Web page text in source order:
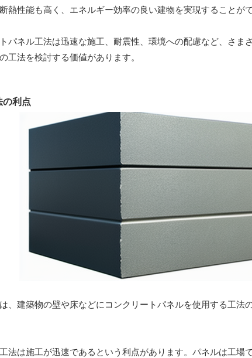
熱性能も高く、エネルギー効率の良い建物を実現することがで
パネル工法は迅速な施工、耐震性、環境への配慮など、さま
工法を検討する価値があります。
の利点
、建築物の壁や床などにコンクリートパネルを使用する工法
法は施工が迅速であるという利点があります。パネルは工場